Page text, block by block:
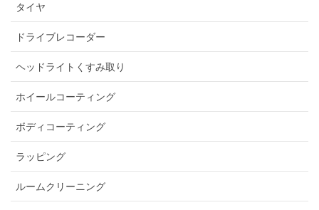
タイヤ
ドライブレコーダー
ヘッドライトくすみ取り
ホイールコーティング
ボディコーティング
ラッピング
ルームクリーニング